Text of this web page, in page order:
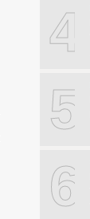
4
5
6